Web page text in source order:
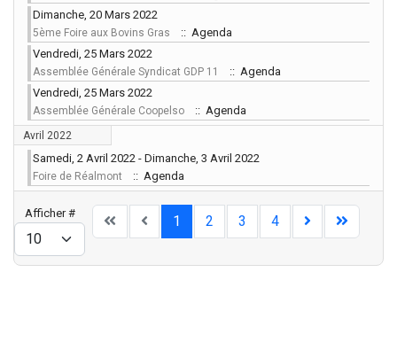
Dimanche, 20 Mars 2022
5ème Foire aux Bovins Gras
:: Agenda
Vendredi, 25 Mars 2022
Assemblée Générale Syndicat GDP 11
:: Agenda
Vendredi, 25 Mars 2022
Assemblée Générale Coopelso :: Agenda
Avril 2022
Samedi, 2 Avril 2022 - Dimanche, 3 Avril 2022
Foire de Réalmont :: Agenda
Limite de la pagination
Afficher # 1 2 3 4